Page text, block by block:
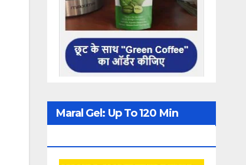
Maral Gel: Up To 120 Min